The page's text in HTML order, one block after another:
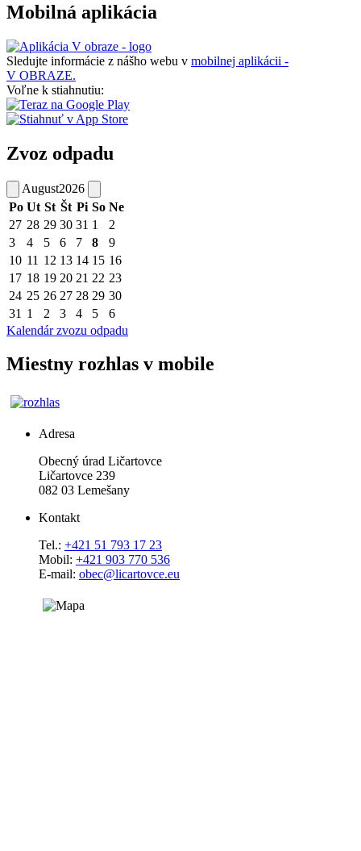
Mobilná aplikácia
Sledujte informácie z nášho webu v mobilnej aplikácii -
V OBRAZE.
Voľne k stiahnutiu:
Zvoz odpadu
August2026
Po Ut St Št Pi So Ne
27 28 29 30 31 1
2
3
4 5 6 7 8
9
10 11 12 13 14 15 16
17 18 19 20 21 22 23
24 25 26 27 28 29 30
31 1 2 3 4 5
6
Kalendár zvozu odpadu
Miestny rozhlas v mobile
Adresa
Obecný úrad Ličartovce
Ličartovce 239
082 03 Lemešany
Kontakt
Tel.: +421 51 793 17 23
Mobil: +421 903 770 536
E-mail: obec@licartovce.eu